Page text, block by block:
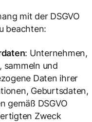
mit der DSGVO
beachten:
: Unternehmen,
sammeln und
Daten ihrer
Geburtsdaten,
gemäß DSGVO
Zweck